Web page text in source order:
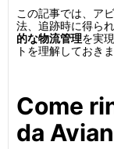
この記事では、ア
法、追跡時に得ら
的な物流管理を実
トを理解しておき
Come
da